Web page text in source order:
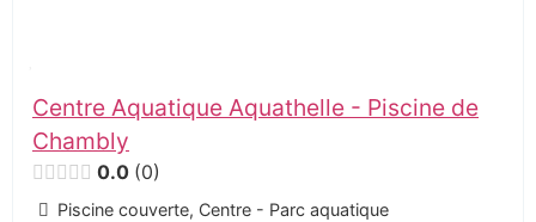
Centre Aquatique Aquathelle - Piscine de
Chambly
0.0 0
Piscine couverte, Centre - Parc aquatique